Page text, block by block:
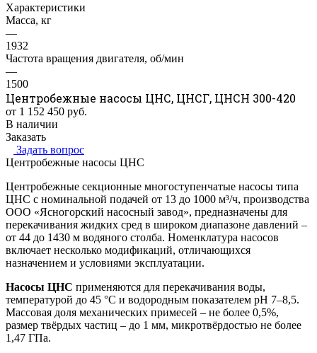
Характеристики
Масса, кг
—
1932
Частота вращения двигателя, об/мин
—
1500
Центробежные насосы ЦНС, ЦНСГ, ЦНСН 300-420
от 1 152 450 руб.
В наличии
Заказать
Задать вопрос
Центробежные насосы ЦНС
Центробежные секционные многоступенчатые насосы типа
ЦНС с номинальной подачей от 13 до 1000 м³/ч, производства
ООО «Ясногорский насосный завод», предназначены для
перекачивания жидких сред в широком диапазоне давлений –
от 44 до 1430 м водяного столба. Номенклатура насосов
включает несколько модификаций, отличающихся
назначением и условиями эксплуатации.
Насосы ЦНС применяются для перекачивания воды,
температурой до 45 °C и водородным показателем pH 7–8,5.
Массовая доля механических примесей – не более 0,5%,
размер твёрдых частиц – до 1 мм, микротвёрдостью не более
1,47 ГПа.